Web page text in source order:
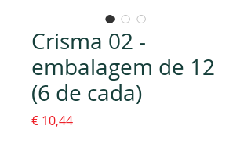
Crisma 02 -
embalagem de 12
(6 de cada)
€ 10,44Preço